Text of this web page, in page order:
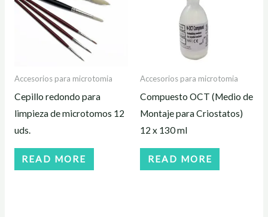
Accesorios para microtomia
Cepillo redondo para
limpieza de microtomos 12
uds.
READ MORE
Accesorios para microtomia
Compuesto OCT (Medio de
Montaje para Criostatos)
12 x 130 ml
READ MORE